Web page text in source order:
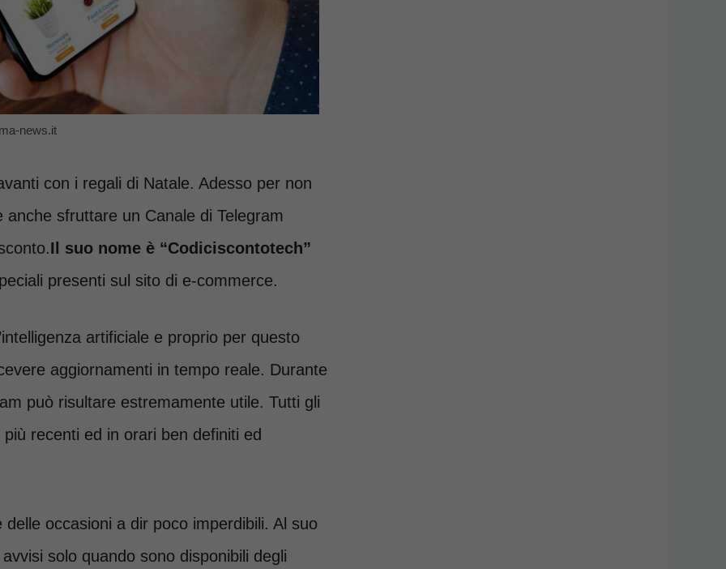
news.it
con i regali di Natale. Adesso per non
sfruttare un Canale di Telegram
Il suo nome è “Codiciscontotech”
presenti sul sito di e-commerce.
artificiale e proprio per questo
aggiornamenti in tempo reale. Durante
può risultare estremamente utile. Tutti gli
recenti ed in orari ben definiti ed
occasioni a dir poco imperdibili. Al suo
solo quando sono disponibili degli